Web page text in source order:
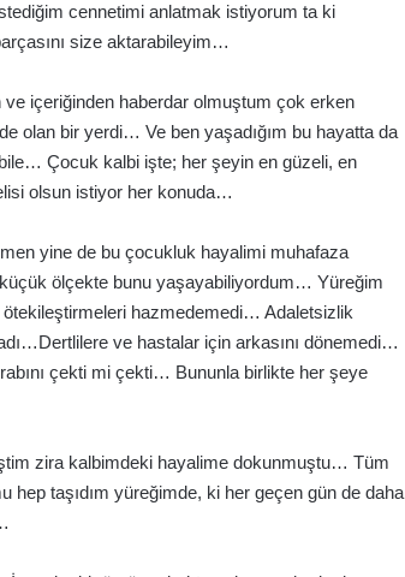
cennetimi anlatmak istiyorum ta ki
size aktarabileyim…
ve içeriğinden haberdar olmuştum çok erken
olan bir yerdi… Ve ben yaşadığım bu hayatta da
Çocuk kalbi işte; her şeyin en güzeli, en
olsun istiyor her konuda…
yine de bu çocukluk hayalimi muhafaza
ölçekte bunu yaşayabiliyordum… Yüreğim
, ötekileştirmeleri hazmedemedi… Adaletsizlik
ve hastalar için arkasını dönemedi…
çekti mi çekti… Bununla birlikte her şeye
zira kalbimdeki hayalime dokunmuştu… Tüm
taşıdım yüreğimde, ki her geçen gün de daha